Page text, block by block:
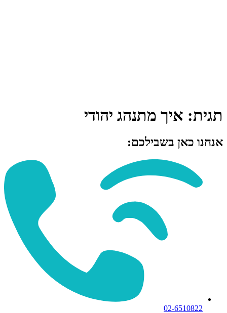
תגית: איך מתנהג יהודי
אנחנו כאן בשבילכם:
02-6510822